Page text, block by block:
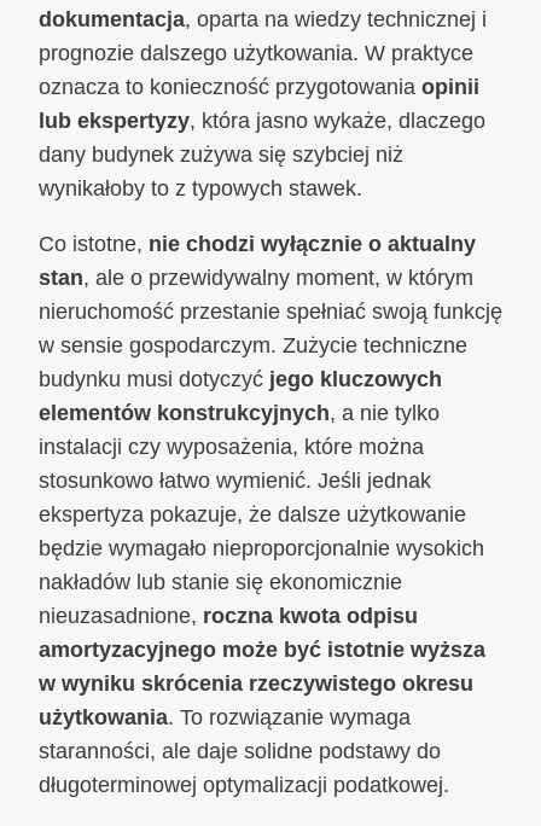
dokumentacja, oparta na wiedzy technicznej i
prognozie dalszego użytkowania. W praktyce
oznacza to konieczność przygotowania opinii
lub ekspertyzy, która jasno wykaże, dlaczego
dany budynek zużywa się szybciej niż
wynikałoby to z typowych stawek.
Co istotne, nie chodzi wyłącznie o aktualny
stan, ale o przewidywalny moment, w którym
nieruchomość przestanie spełniać swoją funkcję
w sensie gospodarczym. Zużycie techniczne
budynku musi dotyczyć jego kluczowych
elementów konstrukcyjnych, a nie tylko
instalacji czy wyposażenia, które można
stosunkowo łatwo wymienić. Jeśli jednak
ekspertyza pokazuje, że dalsze użytkowanie
będzie wymagało nieproporcjonalnie wysokich
nakładów lub stanie się ekonomicznie
nieuzasadnione, roczna kwota odpisu
amortyzacyjnego może być istotnie wyższa
w wyniku skrócenia rzeczywistego okresu
użytkowania. To rozwiązanie wymaga
staranności, ale daje solidne podstawy do
długoterminowej optymalizacji podatkowej.